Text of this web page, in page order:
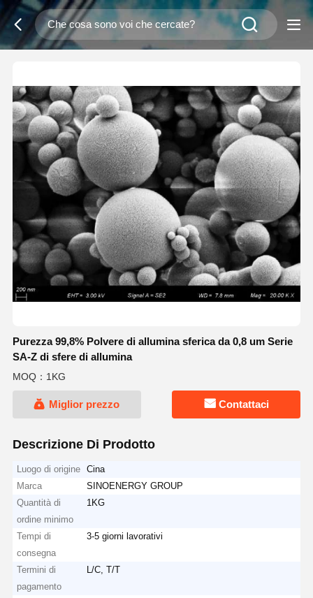
Purezza 99,8% Polvere di allumina sferica da 0,8 um Serie
SA-Z di sfere di allumina
MOQ：1KG
Miglior prezzo Contattaci
Descrizione Di Prodotto
Luogo di origine
Cina
Marca
SINOENERGY GROUP
Quantità di
ordine minimo
1KG
Tempi di
consegna
3-5 giorni lavorativi
Termini di
pagamento
L/C, T/T